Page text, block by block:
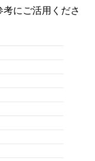
にご活用くださ